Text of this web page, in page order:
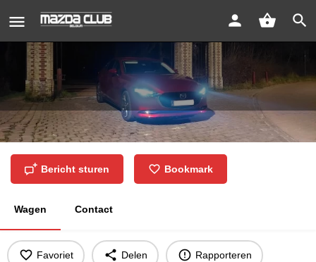
Mazda 3 sedan 2022
Bericht sturen Bookmark
Wagen Contact
Favoriet Delen Rapporteren